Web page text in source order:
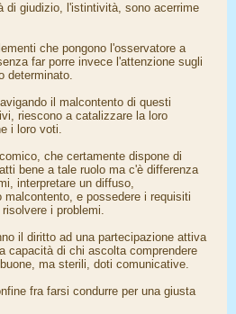
di giudizio, l'istintività, sono acerrime
che pongono l'osservatore a
far porre invece l'attenzione sugli
determinato.
il malcontento di questi
riescono a catalizzare la loro
i loro voti.
che certamente dispone di
bene a tale ruolo ma c'è differenza
interpretare un diffuso,
e possedere i requisiti
i problemi.
il diritto ad una partecipazione attiva
capacità di chi ascolta comprendere
ma sterili, doti comunicative.
fra farsi condurre per una giusta